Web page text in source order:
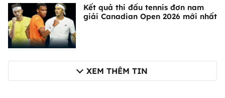
Kết quả thi đấu tennis đơn nam
giải Canadian Open 2026 mới nhất
XEM THÊM TIN